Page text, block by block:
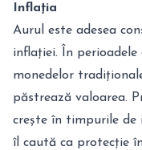
Inflația
Aurul este adesea
inflației. În
monedelor
păstrează valoarea.
crește în timpurile de
îl caută ca protecție